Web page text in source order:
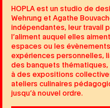
HOPLA est un studio de
Wehrung et Agathe
indépendantes, leur travail
l’aliment auquel elles
espaces ou les
expériences personnelles,
des banquets
à des expositions
ateliers culinaires
jusqu’à nouvel ordre.